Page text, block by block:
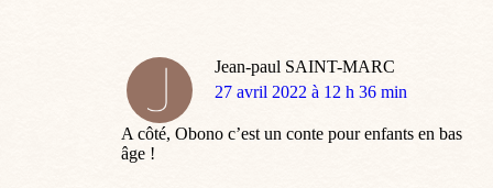
Jean-paul SAINT-MARC
dit
27 avril 2022 à 12 h 36 min
A côté, Obono c’est un conte pour enfants en bas
âge !